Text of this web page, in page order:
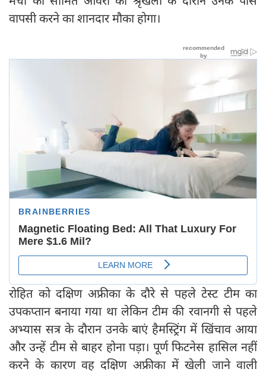
वापसी करने का शानदार मौका होगा।
रोहित को दक्षिण अफ्रीका के दौरे से पहले टेस्ट टीम का
उपकप्तान बनाया गया था लेकिन टीम की रवानगी से पहले
अभ्यास सत्र के दौरान उनके बाएं हैमस्ट्रिंग में खिंचाव आया
और उन्हें टीम से बाहर होना पड़ा। पूर्ण फिटनेस हासिल नहीं
करने के कारण वह दक्षिण अफ्रीका में खेली जाने वाली